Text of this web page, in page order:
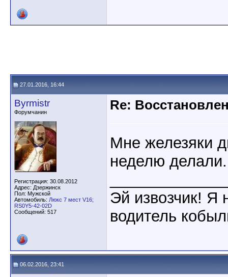
27.01.2016, 16:44
Byrmistr
Форумчанин
Регистрация: 30.08.2012
Адрес: Дзержинск
Пол: Мужской
Автомобиль: Люкс 7 мест V16;
RS0Y5-42-02D
Сообщений: 517
Re:
Мне железяки
неделю
Эй извозчик! Я
водитель
06.02.2016, 23:41